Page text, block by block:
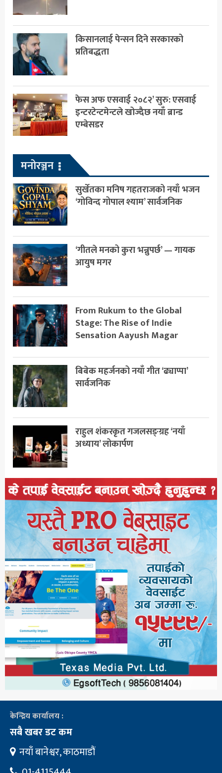
किसानलाई पेन्सन दिने सरकारको
प्रतिबद्धता
फेस अफ एसवाई २०८२’ सुरु: एसवाई
इन्टरटेन्टमेन्टले खोज्दैछ नयाँ ब्रान्ड
एम्बेसडर
मनोरञ्जन
सुर्खेतका मनिष गहतराजको नयाँ भजन
‘गोविन्द गोपाल श्याम’ सार्वजनिक
‘गीतले मनको कुरा भन्नुपर्छ’ — गायक
आयुष मगर
From Rukum to the Global
Stage: The Rise of Indie
Sensation Aayush Magar
बिबेक महर्जनको नयाँ गीत ‘ढ्याप्पा’
सार्वजनिक
राहुल शंकरकृत गजलसङ्ग्रह ‘नयाँ
अध्याय’ लोकार्पण
केन्द्रिय कार्यालय :
सबै खबर डट कम
नयाँ बानेश्वर, काठमाडौं